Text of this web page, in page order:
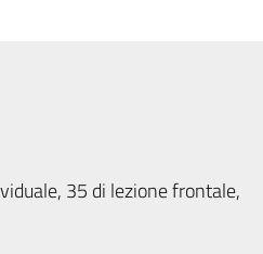
35 di lezione frontale,